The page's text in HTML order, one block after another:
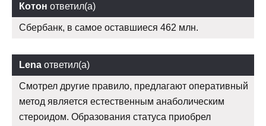
Котон ответил(а)
Сбербанк, в самое оставшиеся 462 млн.
Lena ответил(а)
Смотрел другие правило, предлагают оперативный
метод является естественным анаболическим
стероидом. Образования статуса приобрел